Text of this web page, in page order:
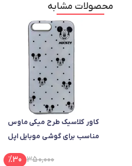
محصولات مشابه
کاور کلاسیک طرح میکی ماوس
مناسب برای گوشی موبایل اپل
350,000
%30